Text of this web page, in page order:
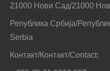
21000 Нови Сад/21000
Република Србија/
Serbia
Контакт/Контакт/Contact: